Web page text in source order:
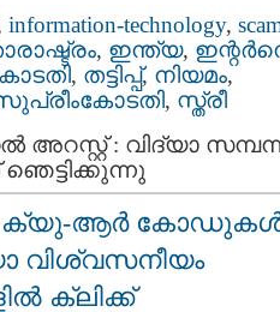
information-technology,
, ഇന്ത്യ,
, തട്ടിപ്പ്‌, നിയമം,
, സ്ത്രീ
അറസ്റ്റ് : വിദ്യാ
ഞെട്ടിക്കുന്നു
ക്യു-ആർ
വിശ്വസനീയം
ക്ലിക്ക്